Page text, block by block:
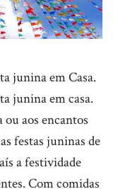
junina em Casa.
junina em casa.
aos encantos
festas juninas de
a festividade
Com comidas